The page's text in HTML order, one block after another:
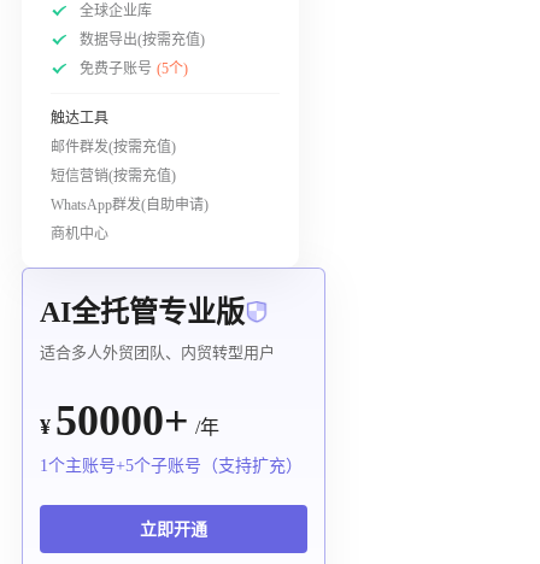
全球企业库
数据导出(按需充值)
免费子账号 (5个)
触达工具
邮件群发(按需充值)
短信营销(按需充值)
WhatsApp群发(自助申请)
商机中心
AI全托管专业版
适合多人外贸团队、内贸转型用户
¥ 50000+ /年
1个主账号+5个子账号（支持扩充）
立即开通